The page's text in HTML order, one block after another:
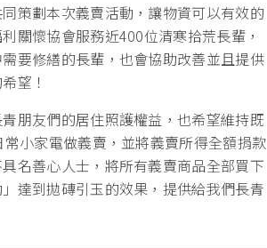
策劃本次義賣活動，讓物資可以有效的
關懷協會服務近400位清寒拾荒長輩，
要修繕的長輩，也會協助改善並且提供
望！
朋友們的居住照護權益，也希望維持既
小家電做義賣，並將義賣所得全額捐款
名善心人士，將所有義賣商品全部買下
達到拋磚引玉的效果，提供給我們長青